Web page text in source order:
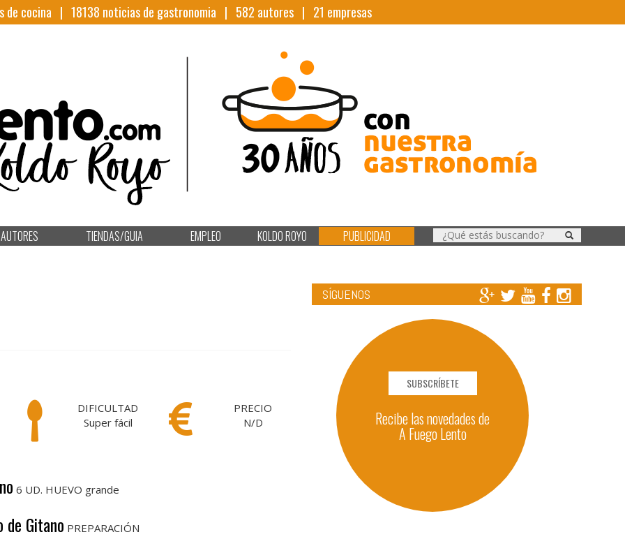
de cocina | 18138 noticias de gastronomia | 582 autores | 21 empresas
AUTORES TIENDAS/GUIA EMPLEO KOLDO ROYO PUBLICIDAD
DIFICULTAD
Super fácil
PRECIO
N/D
6 UD. HUEVO grande
de Gitano PREPARACIÓN
SÍGUENOS
SUBSCRÍBETE
Recibe las novedades de
A Fuego Lento